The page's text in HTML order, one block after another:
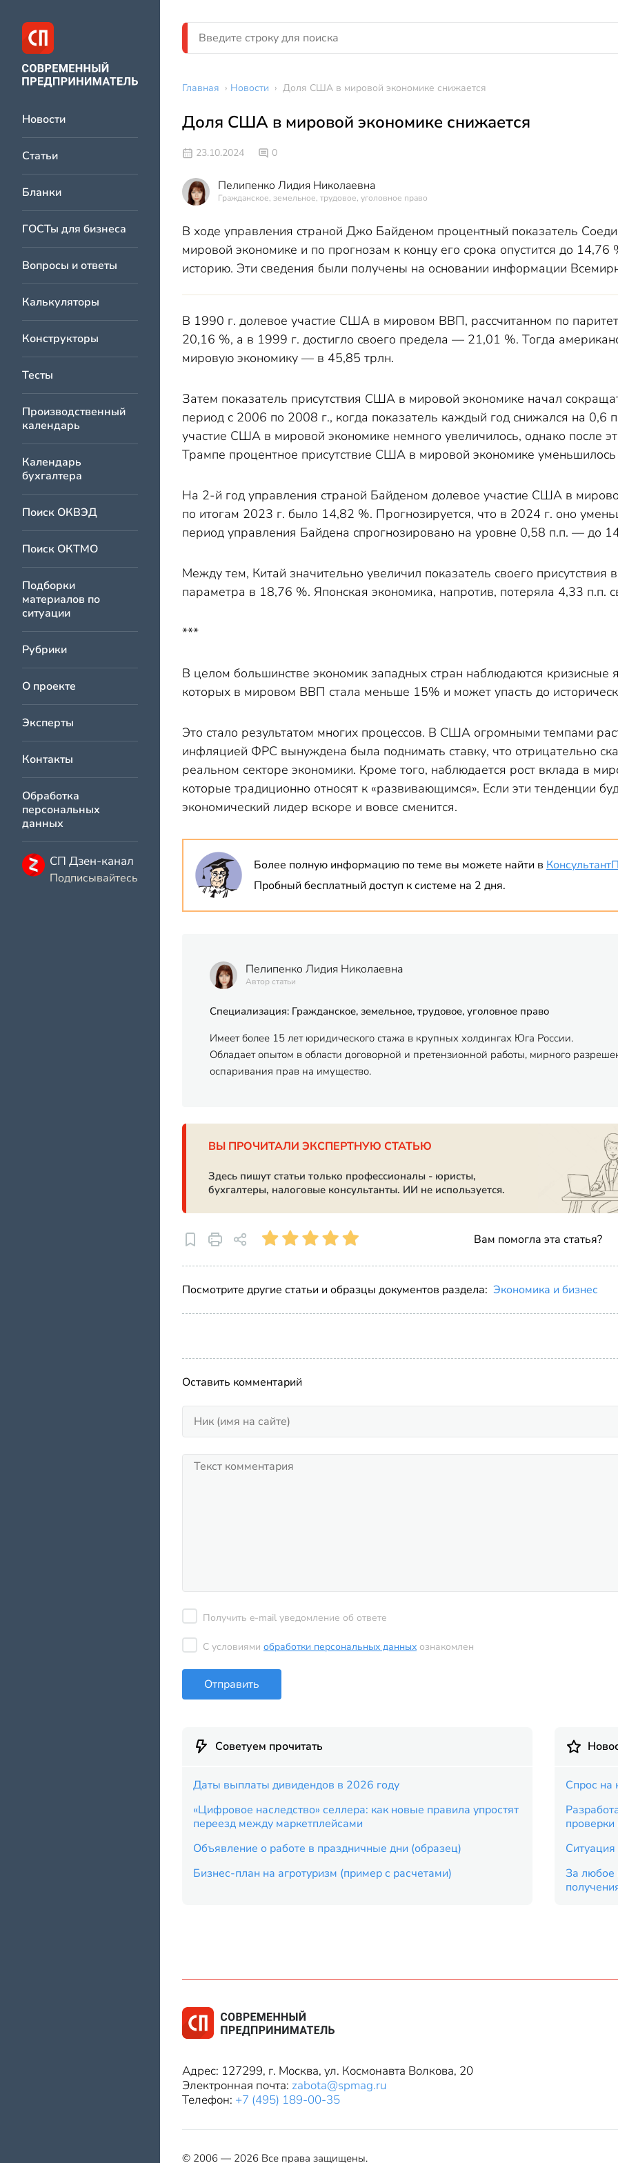
Новости
Статьи
Бланки
ГОСТы для бизнеса
Вопросы и ответы
Калькуляторы
Конструкторы
Тесты
Производственный
календарь
Календарь
бухгалтера
Поиск ОКВЭД
Поиск ОКТМО
Подборки
материалов по
ситуации
Рубрики
О проекте
Эксперты
Контакты
Обработка
персональных
данных
СП Дзен-канал
Подписывайтесь
Главная › Новости › Доля США в мировой экономике снижается
Доля США в мировой экономике снижается
23.10.2024 0
Пелипенко Лидия Николаевна
Гражданское, земельное, трудовое, уголовное право
В ходе управления страной Джо Байденом процентный показатель
мировой экономике и по прогнозам к концу его срока опустится до
историю. Эти сведения были получены на основании информации
В 1990 г. долевое участие США в мировом ВВП, рассчитанном по
20,16 %, а в 1999 г. достигло своего предела — 21,01 %. Тогда
мировую экономику — в 45,85 трлн.
Затем показатель присутствия США в мировой экономике начал
период с 2006 по 2008 г., когда показатель каждый год снижался на
участие США в мировой экономике немного увеличилось, однако после
Трампе процентное присутствие США в мировой экономике
На 2-й год управления страной Байденом долевое участие США в
по итогам 2023 г. было 14,82 %. Прогнозируется, что в 2024 г. оно
период управления Байдена спрогнозировано на уровне 0,58 п.п. — до
Между тем, Китай значительно увеличил показатель своего
параметра в 18,76 %. Японская экономика, напротив, потеряла 4,33 п.п.
***
В целом большинстве экономик западных стран наблюдаются кризисные
которых в мировом ВВП стала меньше 15% и может упасть до
Это стало результатом многих процессов. В США огромными темпами
инфляцией ФРС вынуждена была поднимать ставку, что отрицательно
реальном секторе экономики. Кроме того, наблюдается рост вклада в
которые традиционно относят к «развивающимся». Если эти тенденции
экономический лидер вскоре и вовсе сменится.
Более полную информацию по теме вы можете найти в
Пробный бесплатный доступ к системе на 2 дня.
Пелипенко Лидия Николаевна
Автор статьи
Специализация: Гражданское, земельное, трудовое, уголовное право
Имеет более 15 лет юридического стажа в крупных холдингах Юга России.
Обладает опытом в области договорной и претензионной работы, мирного
оспаривания прав на имущество.
ВЫ ПРОЧИТАЛИ ЭКСПЕРТНУЮ СТАТЬЮ
Здесь пишут статьи только профессионалы - юристы,
бухгалтеры, налоговые консультанты. ИИ не используется.
Вам помогла эта статья?
Посмотрите другие статьи и образцы документов раздела: Экономика и бизнес
Оставить комментарий
Получить e-mail уведомление об ответе
С условиями обработки персональных данных ознакомлен
Отправить
Советуем прочитать
Даты выплаты дивидендов в 2026 году
«Цифровое наследство» селлера: как новые правила упростят
переезд между маркетплейсами
Объявление о работе в праздничные дни (образец)
Бизнес-план на агротуризм (пример с расчетами)
Спрос на
За любое
Адрес: 127299, г. Москва, ул. Космонавта Волкова, 20
Электронная почта: zabota@spmag.ru
Телефон: +7 (495) 189-00-35
© 2006 — 2026 Все права защищены.